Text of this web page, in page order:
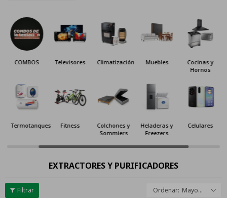
COMBOS Televisores Climatización Muebles
Cocinas y
Hornos
Termotanques Fitness
Colchones y
Sommiers
Heladeras y
Freezers
Celulares
EXTRACTORES Y PURIFICADORES
Mayor descuento